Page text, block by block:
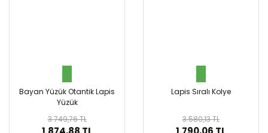
Bayan Yüzük Otantik Lapis
Yüzük
3.749,76 TL
Lapis Sıralı Kolye
3.580,13 TL